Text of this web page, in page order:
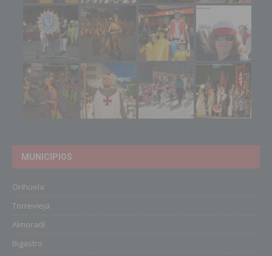
MUNICIPIOS
Orihuela
Torrevieja
Almoradí
Bigastro